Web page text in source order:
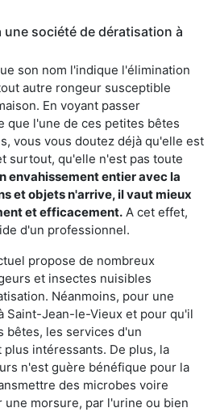
une société de dératisation à
son nom l'indique l'élimination
autre rongeur susceptible
En voyant passer
que l'une de ces petites bêtes
vous vous doutez déjà qu'elle est
surtout, qu'elle n'est pas toute
envahissement entier avec la
et objets n'arrive, il vaut mieux
et efficacement. A cet effet,
d'un professionnel.
propose de nombreux
et insectes nuisibles
Néanmoins, pour une
Saint-Jean-le-Vieux et pour qu'il
bêtes, les services d'un
intéressants. De plus, la
n'est guère bénéfique pour la
des microbes voire
une morsure, par l'urine ou bien